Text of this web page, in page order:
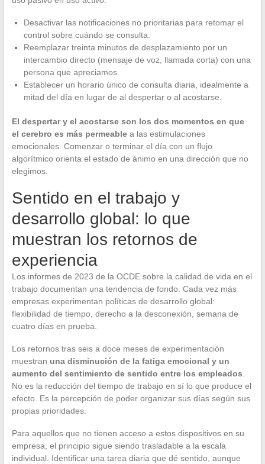
Desactivar las notificaciones no prioritarias para retomar el
control sobre cuándo se consulta.
Reemplazar treinta minutos de desplazamiento por un
intercambio directo (mensaje de voz, llamada corta) con una
persona que apreciamos.
Establecer un horario único de consulta diaria, idealmente a
mitad del día en lugar de al despertar o al acostarse.
El despertar y el acostarse son los dos momentos en que
el cerebro es más permeablea las estimulaciones
emocionales. Comenzar o terminar el día con un flujo
algorítmico orienta el estado de ánimo en una dirección que no
elegimos.
Sentido en el trabajo y
desarrollo global: lo que
muestran los retornos de
experiencia
Los informes de 2023 de la OCDE sobre la calidad de vida en el
trabajo documentan una tendencia de fondo. Cada vez más
empresas experimentan políticas de desarrollo global:
flexibilidad de tiempo, derecho a la desconexión, semana de
cuatro días en prueba.
Los retornos tras seis a doce meses de experimentación
muestran una disminución de la fatiga emocional y un
aumento del sentimiento de sentido entre los empleados.
No es la reducción del tiempo de trabajo en sí lo que produce el
efecto. Es la percepción de poder organizar sus días según sus
propias prioridades.
Para aquellos que no tienen acceso a estos dispositivos en su
empresa, el principio sigue siendo trasladable a la escala
individual. Identificar una tarea diaria que dé sentido, aunque